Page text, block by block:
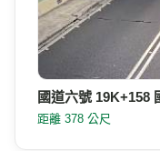
國道六號 19K+158
距離 378 公尺